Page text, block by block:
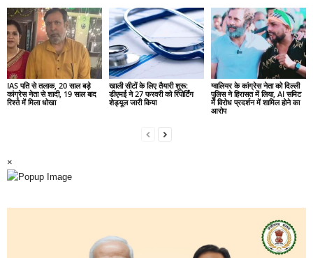
IAS पति से तलाक, 20 साल बड़े
कांग्रेस नेता से शादी, 19 साल बाद
रिश्ते में मिला धोखा
खाली सीटों के लिए तैयारी शुरू:
डीएमई ने 27 फरवरी को रिपोर्टिंग
शेड्यूल जारी किया
ग्वालियर के कांग्रेस नेता को दिल्ली
पुलिस ने हिरासत में लिया, AI समिट
में विरोध प्रदर्शन में शामिल होने का
आरोप
×